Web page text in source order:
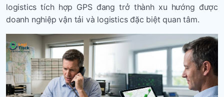
logistics tích hợp GPS đang trở thành xu hướng được
doanh nghiệp vận tải và logistics đặc biệt quan tâm.